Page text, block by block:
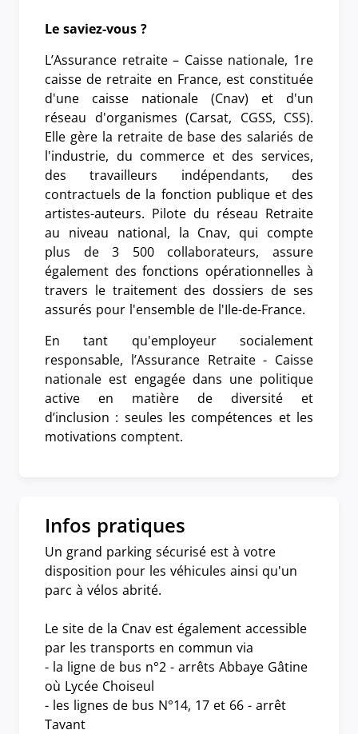
Le saviez-vous ?
L’Assurance retraite – Caisse nationale, 1re
caisse de retraite en France, est constituée
d'une caisse nationale (Cnav) et d'un
réseau d'organismes (Carsat, CGSS, CSS).
Elle gère la retraite de base des salariés de
l'industrie, du commerce et des services,
des travailleurs indépendants, des
contractuels de la fonction publique et des
artistes-auteurs. Pilote du réseau Retraite
au niveau national, la Cnav, qui compte
plus de 3 500 collaborateurs, assure
également des fonctions opérationnelles à
travers le traitement des dossiers de ses
assurés pour l'ensemble de l'Ile-de-France.
En tant qu'employeur socialement
responsable, l’Assurance Retraite - Caisse
nationale est engagée dans une politique
active en matière de diversité et
d’inclusion : seules les compétences et les
motivations comptent.
Infos pratiques
Un grand parking sécurisé est à votre
disposition pour les véhicules ainsi qu'un
parc à vélos abrité.
Le site de la Cnav est également accessible
par les transports en commun via
- la ligne de bus n°2 - arrêts Abbaye Gâtine
où Lycée Choiseul
- les lignes de bus N°14, 17 et 66 - arrêt
Tavant